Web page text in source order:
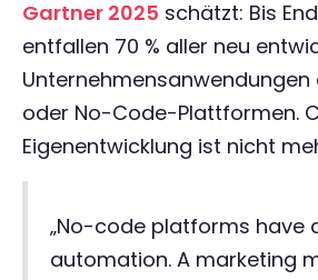
Gartner 2025 schätzt: Bis
entfallen 70 % aller neu
oder No-Code-Plattformen.
Eigenentwicklung ist nicht
„No-code platforms have
automation. A marketing